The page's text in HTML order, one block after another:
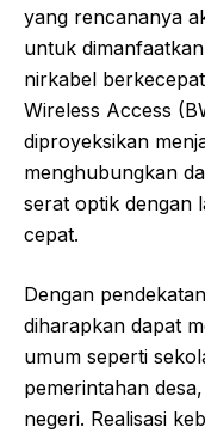
yang rencananya
untuk
nirkabel
Wireless Access
diproyeksikan
menghubungkan
serat optik dengan
cepat.
Dengan
diharapkan dapat
umum seperti
pemerintahan
negeri. Realisasi